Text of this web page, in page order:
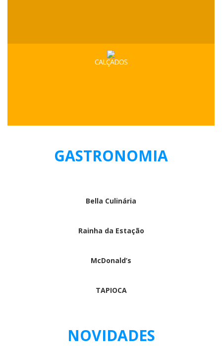
CALÇADOS
GASTRONOMIA
Bella Culinária
Rainha da Estação
McDonald’s
TAPIOCA
NOVIDADES